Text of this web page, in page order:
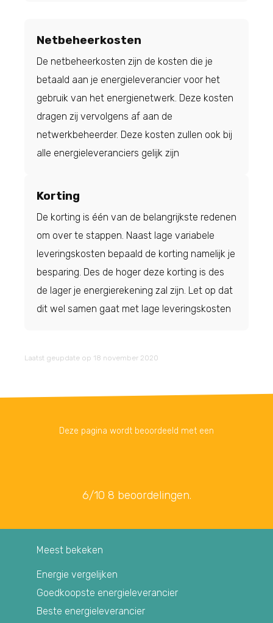
Netbeheerkosten
De netbeheerkosten zijn de kosten die je
betaald aan je energieleverancier voor het
gebruik van het energienetwerk. Deze kosten
dragen zij vervolgens af aan de
netwerkbeheerder. Deze kosten zullen ook bij
alle energieleveranciers gelijk zijn
Korting
De korting is één van de belangrijkste redenen
om over te stappen. Naast lage variabele
leveringskosten bepaald de korting namelijk je
besparing. Des de hoger deze korting is des
de lager je energierekening zal zijn. Let op dat
dit wel samen gaat met lage leveringskosten
Laatst geupdate op 18 november 2020
Deze pagina wordt beoordeeld met een
6/10 8 beoordelingen.
Meest bekeken
Energie vergelijken
Goedkoopste energieleverancier
Beste energieleverancier